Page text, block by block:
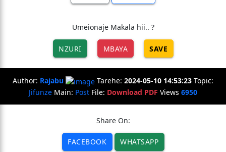
Umeionaje Makala hii.. ?
NZURI MBAYA SAVE
Author: Rajabu Tarehe: 2024-05-10 14:53:23 Topic:
Jifunze Main: Post File: Download PDF Views 6950
Share On:
FACEBOOK WHATSAPP